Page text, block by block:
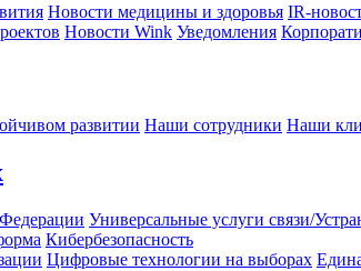
Новости медицины и здоровья IR-
Новости Wink Уведомления
развитии Наши сотрудники Наши
Универсальные услуги связи/
Кибербезопасность
Цифровые технологии на выборах